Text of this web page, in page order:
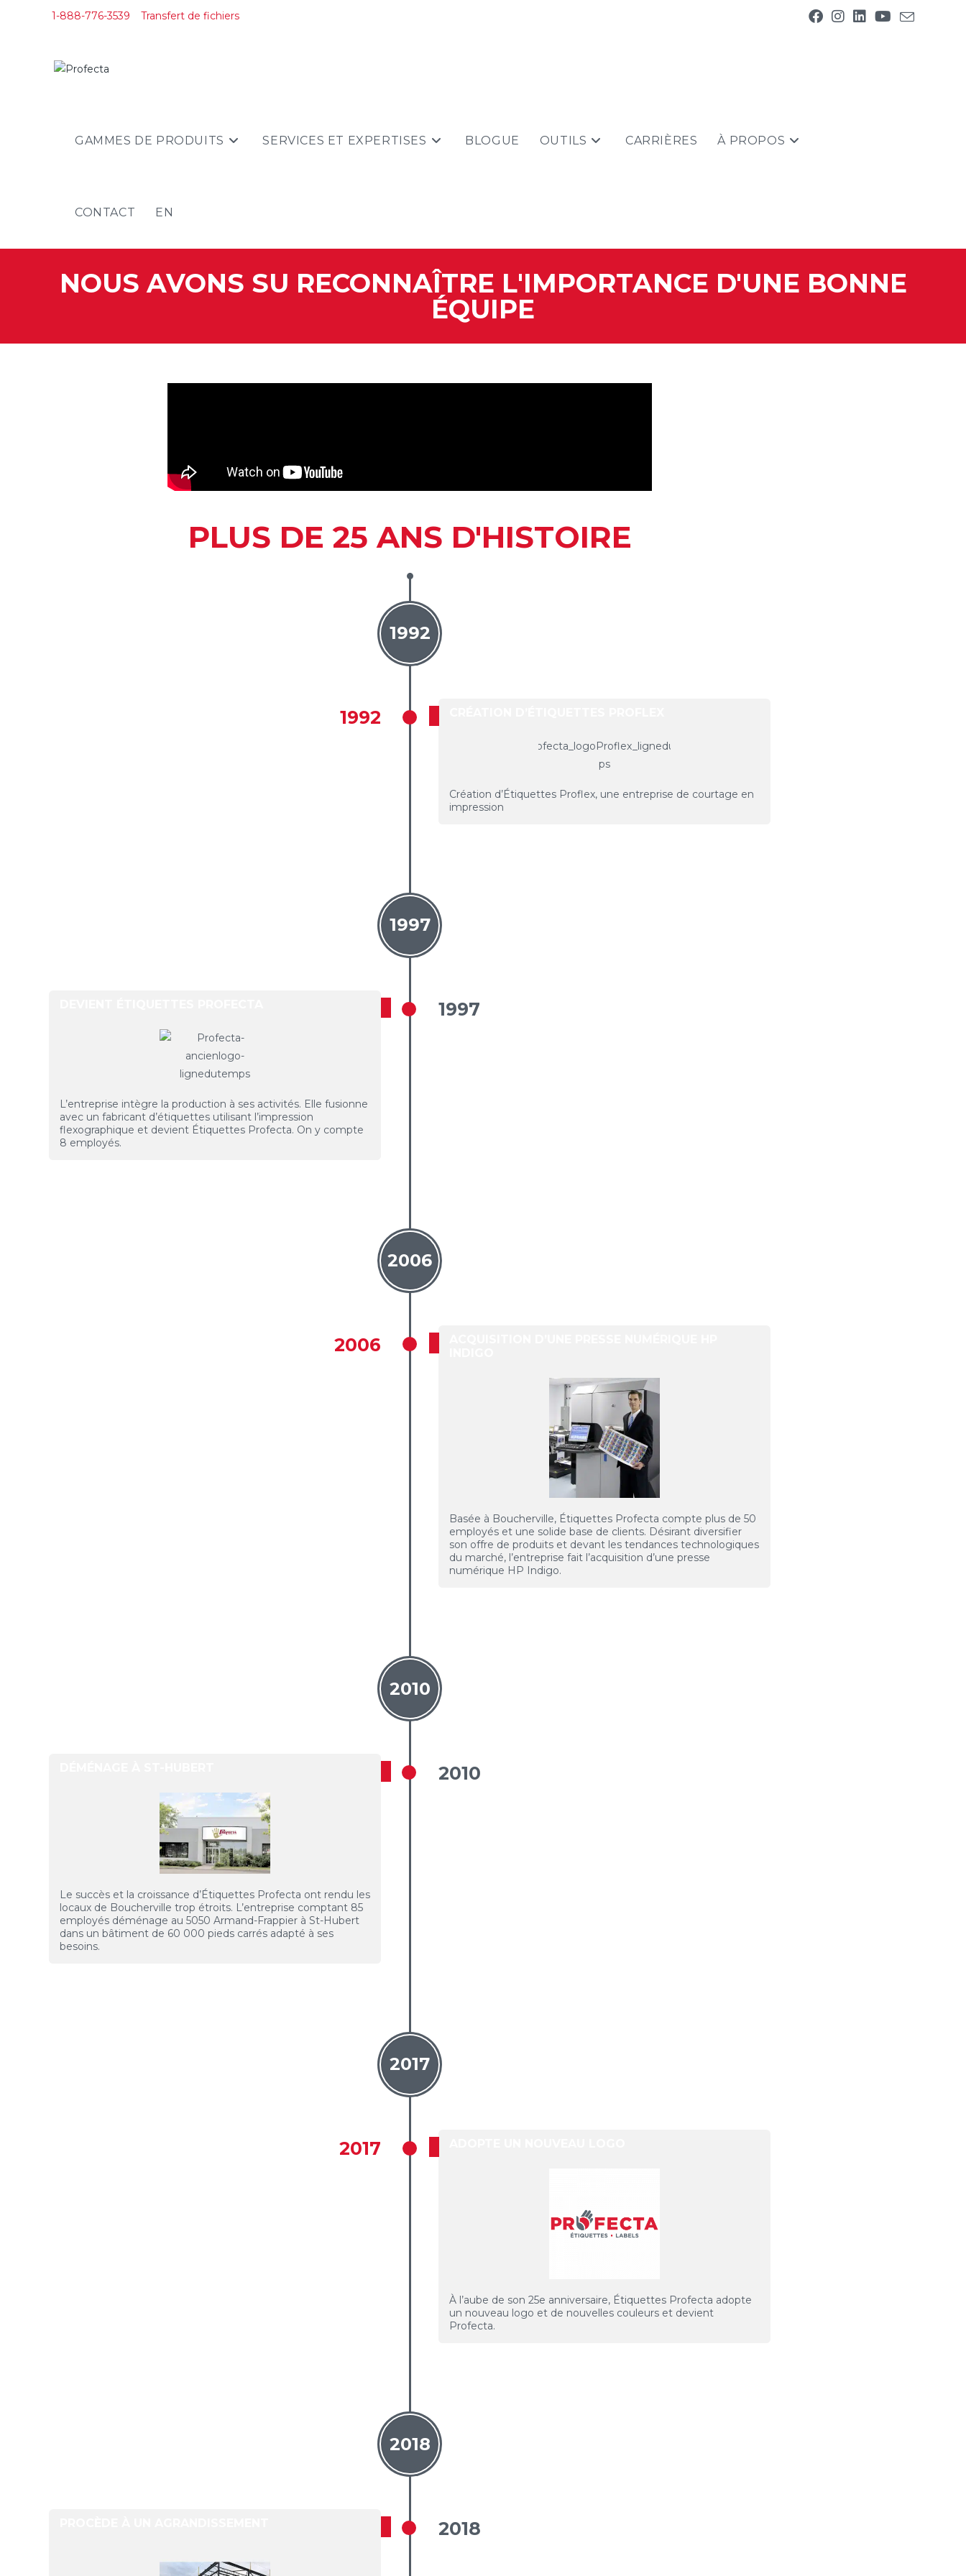
1-888-776-3539 Transfert de fichiers
GAMMES DE PRODUITS SERVICES ET EXPERTISES BLOGUE OUTILS CARRIÈRES À PROPOS
CONTACT EN
NOUS AVONS SU RECONNAÎTRE L'IMPORTANCE D'UNE BONNE
ÉQUIPE
PLUS DE 25 ANS D'HISTOIRE
1992
1992
Création d’Étiquettes Proflex, une entreprise de courtage en
impression
1997
1997
L’entreprise intègre la production à ses activités. Elle fusionne
avec un fabricant d’étiquettes utilisant l’impression
flexographique et devient Étiquettes Profecta. On y compte
8 employés.
2006
2006
Basée à Boucherville, Étiquettes Profecta compte plus de 50
employés et une solide base de clients. Désirant diversifier
son offre de produits et devant les tendances technologiques
du marché, l’entreprise fait l’acquisition d’une presse
numérique HP Indigo.
2010
2010
Le succès et la croissance d’Étiquettes Profecta ont rendu les
locaux de Boucherville trop étroits. L’entreprise comptant 85
employés déménage au 5050 Armand-Frappier à St-Hubert
dans un bâtiment de 60 000 pieds carrés adapté à ses
besoins.
2017
2017
À l’aube de son 25e anniversaire, Étiquettes Profecta adopte
un nouveau logo et de nouvelles couleurs et devient
Profecta.
2018
2018